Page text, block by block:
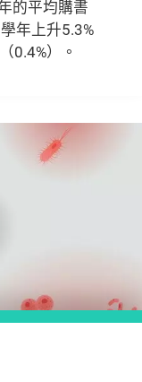
的平均購書
年上升5.3%
0.4%）。